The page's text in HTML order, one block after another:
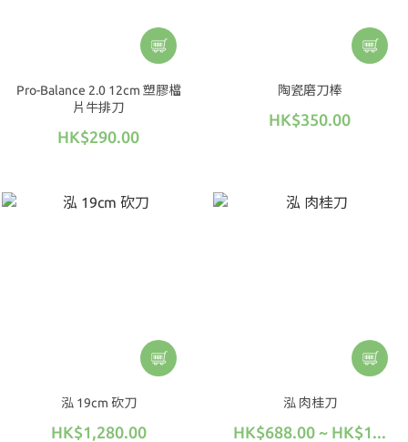
Pro-Balance 2.0 12cm 塑膠檔
片牛排刀
HK$290.00
陶瓷磨刀棒
HK$350.00
泓 19cm 砍刀
HK$1,280.00
泓 肉桂刀
HK$688.00 ~ HK$1...